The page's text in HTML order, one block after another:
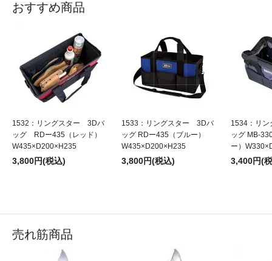
おすすめ商品
1532：リングスター 3Dバ
ッグ RDー435（レッド）
W435×D200×H235
3,800円(税込)
1533：リングスター 3Dバ
ッグ RDー435（ブルー）
W435×D200×H235
3,800円(税込)
1534：リ
ッグ MB-
ー）
3,400円(
売れ筋商品